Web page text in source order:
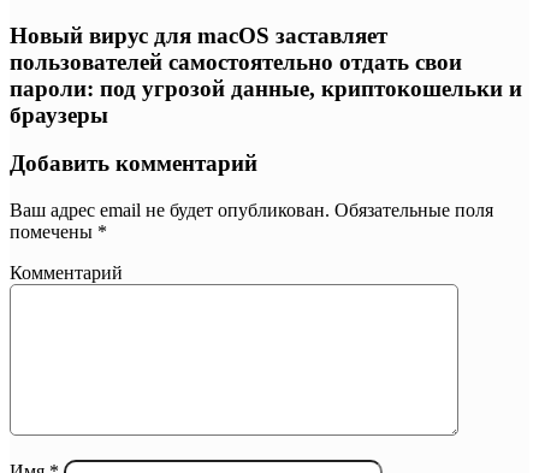
Новый вирус для macOS заставляет
пользователей самостоятельно отдать свои
пароли: под угрозой данные, криптокошельки и
браузеры
Добавить комментарий
Ваш адрес email не будет опубликован. Обязательные поля
помечены *
Комментарий